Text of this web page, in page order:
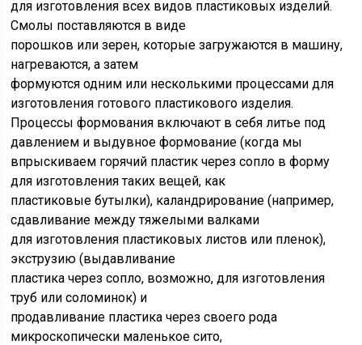
для изготовления всех видов пластиковых изделий.
Смолы поставляются в виде
порошков или зерен, которые загружаются в машину,
нагреваются, а затем
формуются одним или несколькими процессами для
изготовления готового пластикового изделия.
Процессы формования включают в себя литье под
давлением и выдувное формование (когда мы
впрыскиваем горячий пластик через сопло в форму
для изготовления таких вещей, как
пластиковые бутылки), каландрирование (например,
сдавливание между тяжелыми валками
для изготовления пластиковых листов или пленок),
экструзию (выдавливание
пластика через сопло, возможно, для изготовления
труб или соломинок) и
продавливание пластика через своего рода
микроскопически маленькое сито,